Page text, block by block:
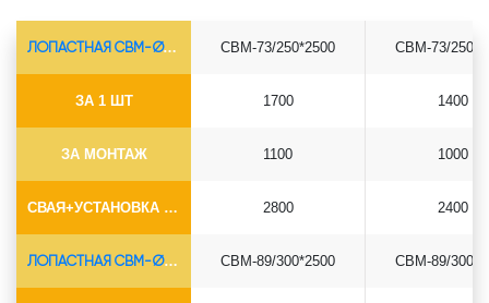
ЛОПАСТНАЯ СВМ-Ø73*5.5
ЗА 1 ШТ
ЗА МОНТАЖ
СВАЯ+УСТАНОВКА (БЕЗ ОГОЛОВКА)
СВМ-73/250*2500
1700
1100
2800
СВМ-73/
1400
1000
2400
ЛОПАСТНАЯ СВМ-Ø89*6.5 СВМ-89/300*2500 СВМ-89/